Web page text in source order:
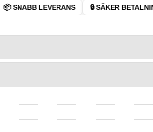
SNABB LEVERANS 🔒 SÄKER BETALNING